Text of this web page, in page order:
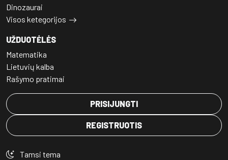
Dinozaurai
Visos ketegorijos
UŽDUOTĖLĖS
Matematika
Lietuvių kalba
Rašymo pratimai
PRISIJUNGTI
REGISTRUOTIS
Tamsi tema